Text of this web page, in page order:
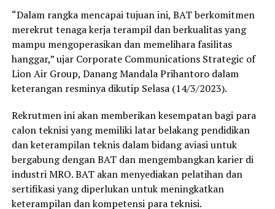
“Dalam rangka mencapai tujuan ini, BAT berkomitmen
merekrut tenaga kerja terampil dan berkualitas yang
mampu mengoperasikan dan memelihara fasilitas
hanggar,” ujar Corporate Communications Strategic of
Lion Air Group, Danang Mandala Prihantoro dalam
keterangan resminya dikutip Selasa (14/3/2023).
Rekrutmen ini akan memberikan kesempatan bagi para
calon teknisi yang memiliki latar belakang pendidikan
dan keterampilan teknis dalam bidang aviasi untuk
bergabung dengan BAT dan mengembangkan karier di
industri MRO. BAT akan menyediakan pelatihan dan
sertifikasi yang diperlukan untuk meningkatkan
keterampilan dan kompetensi para teknisi.